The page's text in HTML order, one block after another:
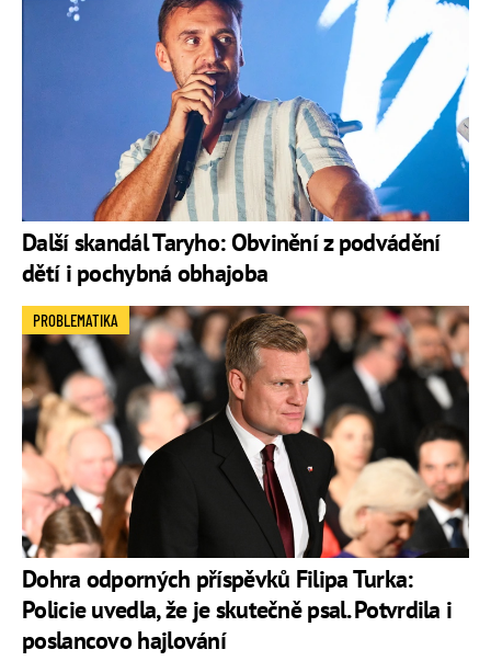
Další skandál Taryho: Obvinění z podvádění
dětí i pochybná obhajoba
Dohra odporných příspěvků Filipa Turka:
Policie uvedla, že je skutečně psal. Potvrdila i
poslancovo hajlování
PROBLEMATIKA